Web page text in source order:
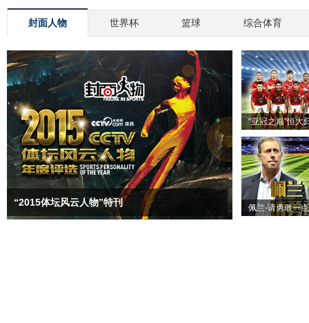
封面人物 世界杯 篮球 综合体育
“2015体坛风云人物”特刊
“亚冠之巅”恒大
佩兰-请勇敢一点